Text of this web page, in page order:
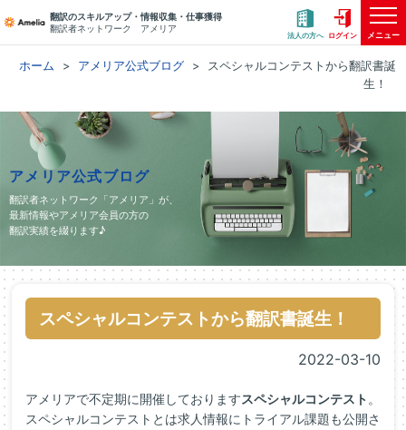
翻訳のスキルアップ・情報収集・仕事獲得
翻訳者ネットワーク アメリア
法人の方へ ログイン メニュー
ホーム アメリア公式ブログ
スペシャルコンテストから翻訳書誕
生！
アメリア公式ブログ
翻訳者ネットワーク「アメリア」が、
最新情報やアメリア会員の方の
翻訳実績を綴ります♪
スペシャルコンテストから翻訳書誕生！
2022-03-10
アメリアで不定期に開催しておりますスペシャルコンテスト 。
スペシャルコンテストとは求人情報にトライアル課題も公開さ